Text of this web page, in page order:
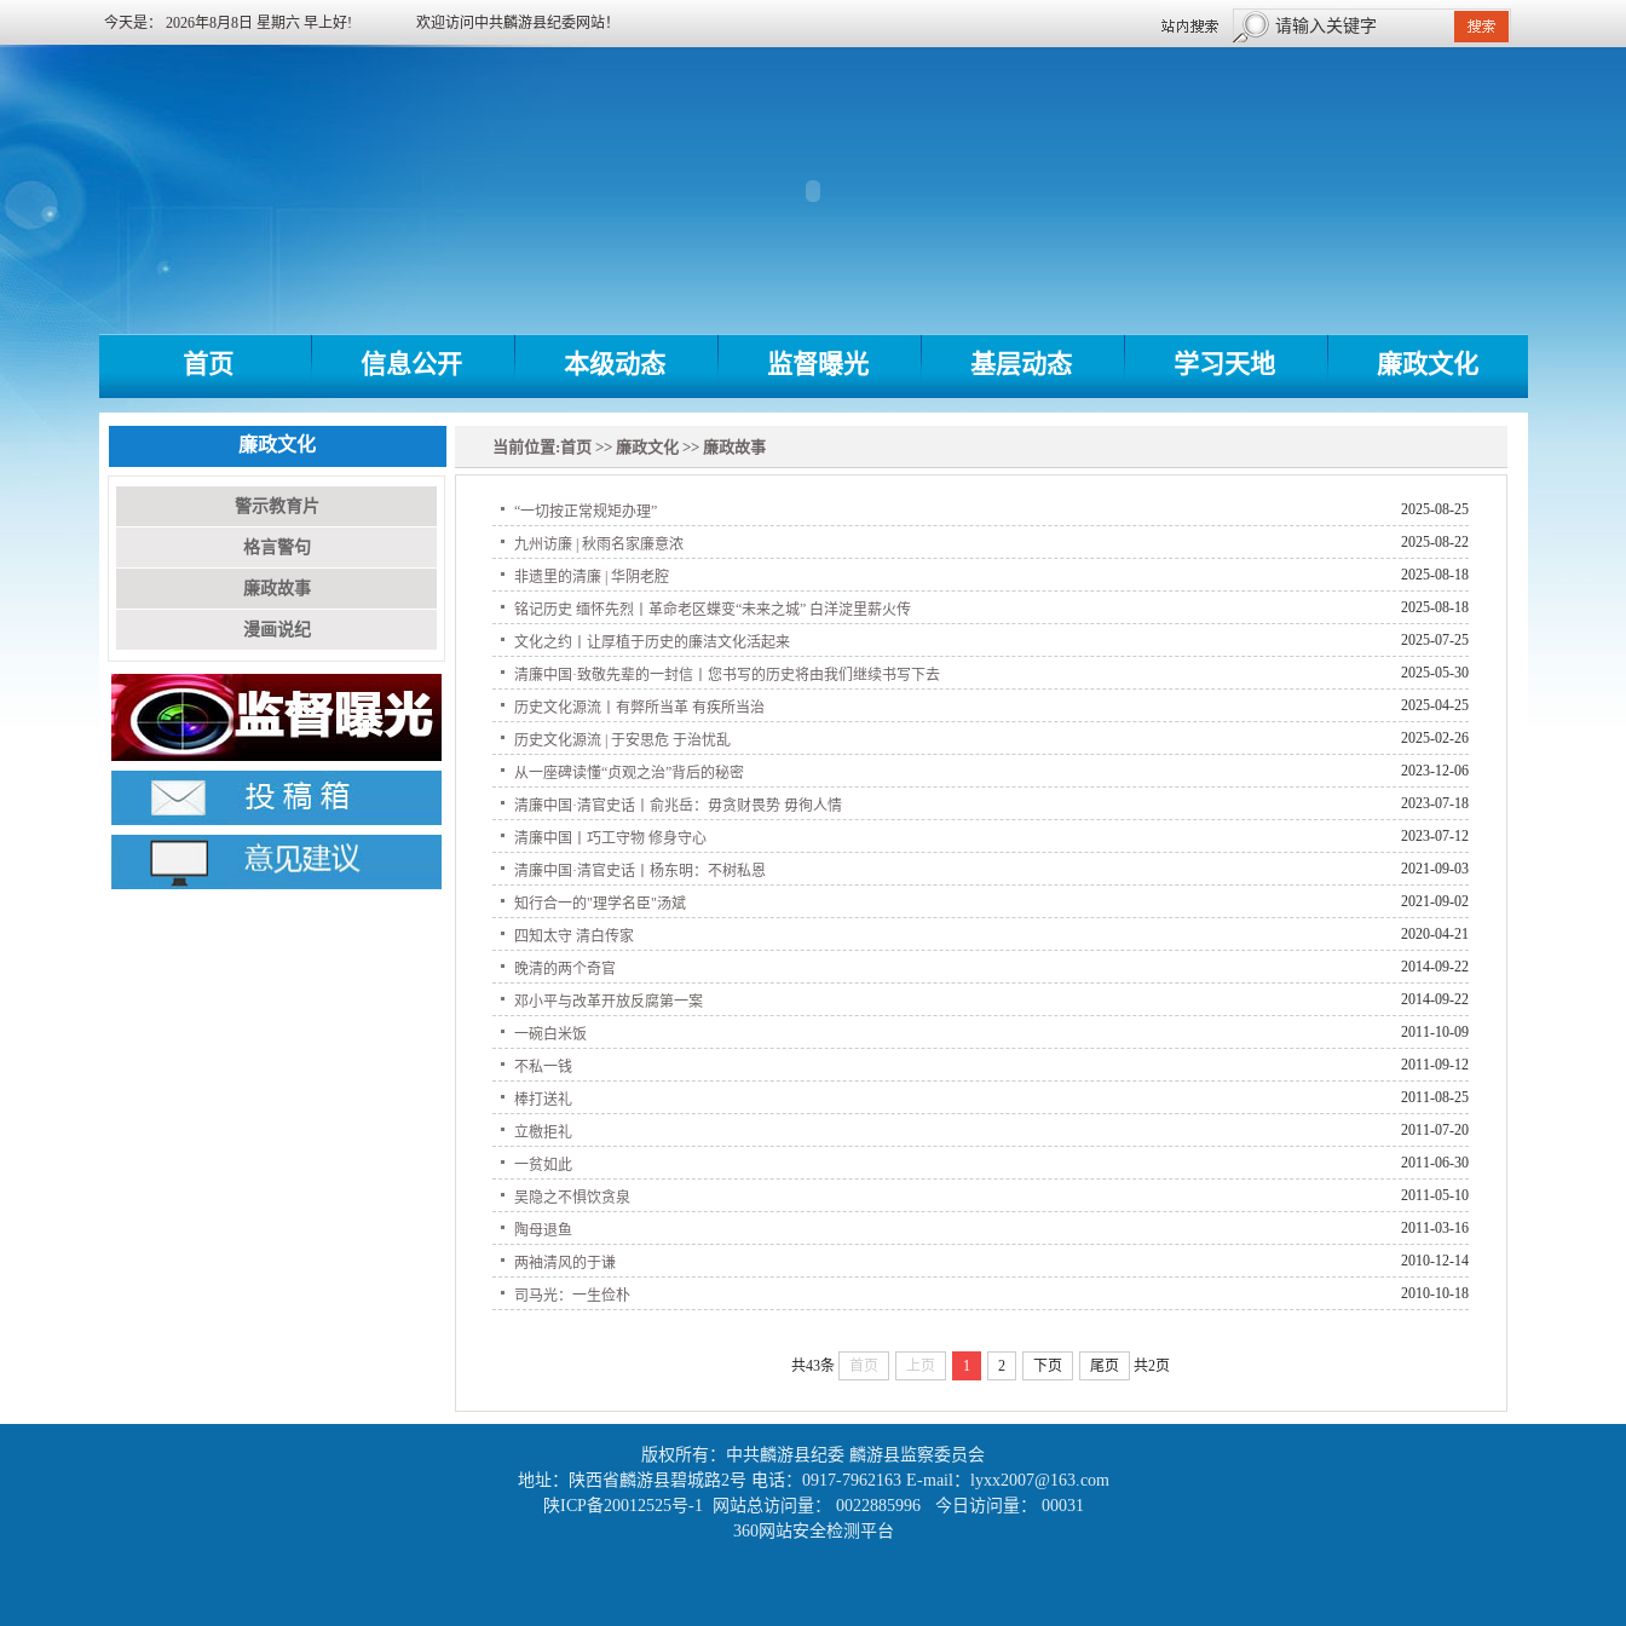
今天是： 2026年8月8日 星期六 早上好! 欢迎访问中共麟游县纪委网站！
首页 信息公开 本级动态 监督曝光 基层动态 学习天地 廉政文化
廉政文化
警示教育片
格言警句
廉政故事
漫画说纪
当前位置:首页>> 廉政文化>> 廉政故事
“一切按正常规矩办理” 2025-08-25
九州访廉 | 秋雨名家廉意浓 2025-08-22
非遗里的清廉 | 华阴老腔 2025-08-18
铭记历史 缅怀先烈丨革命老区蝶变“未来之城” 白洋淀里薪火传 2025-08-18
文化之约丨让厚植于历史的廉洁文化活起来 2025-07-25
清廉中国·致敬先辈的一封信丨您书写的历史将由我们继续书写下去 2025-05-30
历史文化源流丨有弊所当革 有疾所当治 2025-04-25
历史文化源流 | 于安思危 于治忧乱 2025-02-26
从一座碑读懂“贞观之治”背后的秘密 2023-12-06
清廉中国·清官史话丨俞兆岳：毋贪财畏势 毋徇人情 2023-07-18
清廉中国丨巧工守物 修身守心 2023-07-12
清廉中国·清官史话丨杨东明：不树私恩 2021-09-03
知行合一的"理学名臣"汤斌 2021-09-02
四知太守 清白传家 2020-04-21
晚清的两个奇官 2014-09-22
邓小平与改革开放反腐第一案 2014-09-22
一碗白米饭 2011-10-09
不私一钱 2011-09-12
棒打送礼 2011-08-25
立檄拒礼 2011-07-20
一贫如此 2011-06-30
吴隐之不惧饮贪泉 2011-05-10
陶母退鱼 2011-03-16
两袖清风的于谦 2010-12-14
司马光：一生俭朴 2010-10-18
共43条 首页 上页 1 2 下页 尾页 共2页
版权所有：中共麟游县纪委 麟游县监察委员会
地址：陕西省麟游县碧城路2号 电话：0917-7962163 E-mail：lyxx2007@163.com
陕ICP备20012525号-1 网站总访问量： 0022885996 今日访问量：
00031
360网站安全检测平台